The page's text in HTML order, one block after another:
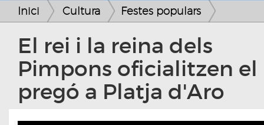
Inici Cultura Festes populars
El rei i la reina dels
Pimpons oficialitzen el
pregó a Platja d'Aro